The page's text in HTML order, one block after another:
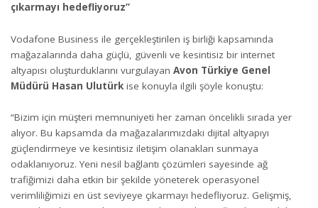
çıkarmayı hedefliyoruz”
Vodafone Business ile gerçekleştirilen iş birliği kapsamında
mağazalarında daha güçlü, güvenli ve kesintisiz bir internet
altyapısı oluşturduklarını vurgulayan Avon Türkiye Genel
Müdürü Hasan Ulutürk ise konuyla ilgili şöyle konuştu:
“Bizim için müşteri memnuniyeti her zaman öncelikli sırada yer
alıyor. Bu kapsamda da mağazalarımızdaki dijital altyapıyı
güçlendirmeye ve kesintisiz iletişim olanakları sunmaya
odaklanıyoruz. Yeni nesil bağlantı çözümleri sayesinde ağ
trafiğimizi daha etkin bir şekilde yöneterek operasyonel
verimliliğimizi en üst seviyeye çıkarmayı hedefliyoruz. Gelişmiş,